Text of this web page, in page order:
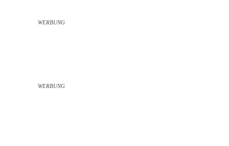
WERBUNG
WERBUNG